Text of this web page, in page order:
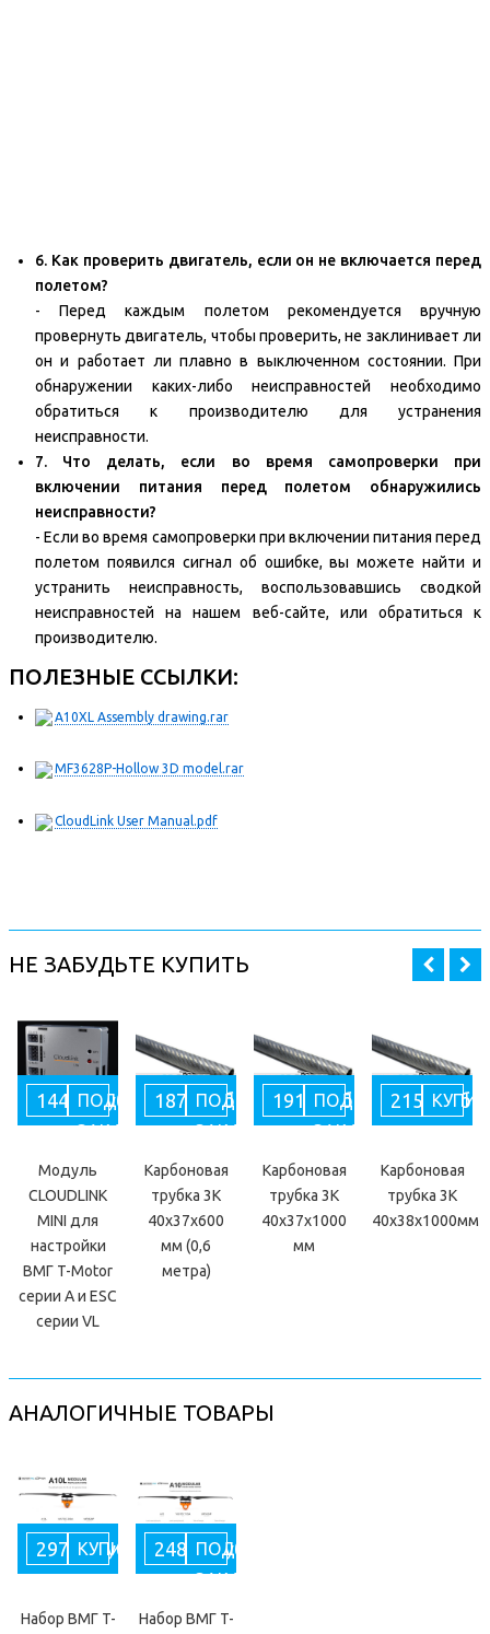
6. Как проверить двигатель, если он не включается перед
полетом?
- Перед каждым полетом рекомендуется вручную
провернуть двигатель, чтобы проверить, не заклинивает ли
он и работает ли плавно в выключенном состоянии. При
обнаружении каких-либо неисправностей необходимо
обратиться к производителю для устранения
неисправности.
7. Что делать, если во время самопроверки при
включении питания перед полетом обнаружились
неисправности?
- Если во время самопроверки при включении питания перед
полетом появился сигнал об ошибке, вы можете найти и
устранить неисправность, воспользовавшись сводкой
неисправностей на нашем веб-сайте, или обратиться к
производителю.
ПОЛЕЗНЫЕ ССЫЛКИ:
A10XL Assembly drawing.rar
MF3628P-Hollow 3D model.rar
CloudLink User Manual.pdf
НЕ ЗАБУДЬТЕ КУПИТЬ
14493 руб
ПОД
ЗАКАЗ
Модуль
CLOUDLINK
MINI для
настройки
ВМГ T-Motor
серии A и ESC
серии VL
1870 руб
ПОД
ЗАКАЗ
Карбоновая
трубка 3K
40х37х600
мм (0,6
метра)
1911 руб
ПОД
ЗАКАЗ
Карбоновая
трубка 3K
40x37x1000
мм
2151 руб
Карбоновая
трубка 3K
40x38x1000мм
АНАЛОГИЧНЫЕ ТОВАРЫ
29733 руб
КУПИТЬ
Набор ВМГ T-
24871 руб
ПОД
ЗАКАЗ
Набор ВМГ T-